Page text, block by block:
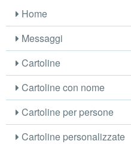
Home
Messaggi
Cartoline
Cartoline con nome
Cartoline per persone
Cartoline personalizzate